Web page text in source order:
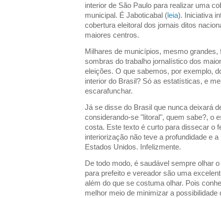
interior de São Paulo para realizar uma
municipal. É Jaboticabal (leia). Iniciativa
cobertura eleitoral dos jornais ditos
maiores centros.
Milhares de municípios, mesmo
sombras do trabalho jornalístico dos
eleições. O que sabemos, por exemplo,
interior do Brasil? Só as estatísticas, e
escarafunchar.
Já se disse do Brasil que nunca deixará
considerando-se "litoral", quem sabe?, o
costa. Este texto é curto para dissecar o
interiorização não teve a profundidade e
Estados Unidos. Infelizmente.
De todo modo, é saudável sempre olhar
para prefeito e vereador são uma
além do que se costuma olhar. Pois
melhor meio de minimizar a possibilidade